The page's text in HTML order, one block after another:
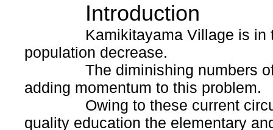
Introduction
Kamikitayama Village is in the
population decrease.
The diminishing numbers of
adding momentum to this problem.
Owing to these current
quality education the elementary